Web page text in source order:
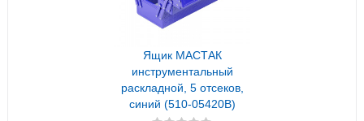
Ящик МАСТАК
инструментальный
раскладной, 5 отсеков,
синий (510-05420B)